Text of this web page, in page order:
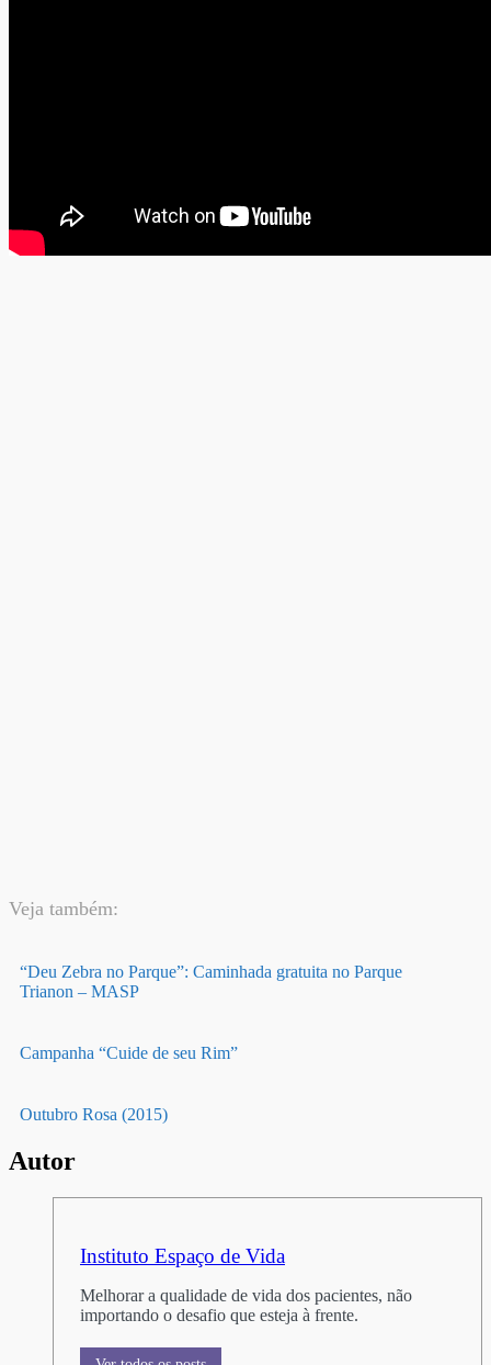
Veja também:
“Deu Zebra no Parque”: Caminhada gratuita no Parque
Trianon – MASP
Campanha “Cuide de seu Rim”
Outubro Rosa (2015)
Autor
Instituto Espaço de Vida
Melhorar a qualidade de vida dos pacientes, não
importando o desafio que esteja à frente.